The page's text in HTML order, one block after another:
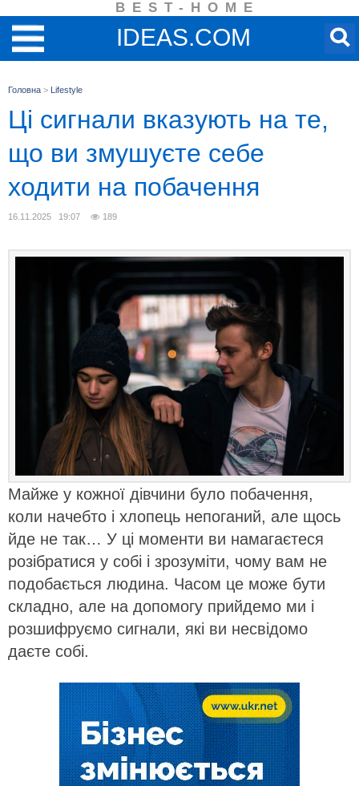
BEST-HOME
IDEAS.COM
Головна > Lifestyle
Ці сигнали вказують на те,
що ви змушуєте себе
ходити на побачення
16.11.2025 19:07 189
Майже у кожної дівчини було побачення,
коли начебто і хлопець непоганий, але щось
йде не так… У ці моменти ви намагаєтеся
розібратися у собі і зрозуміти, чому вам не
подобається людина. Часом це може бути
складно, але на допомогу прийдемо ми і
розшифруємо сигнали, які ви несвідомо
даєте собі.